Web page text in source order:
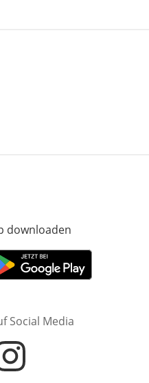
downloaden
in neuem Fenster
Social Media
neuem Fenster
in neuem Fenster